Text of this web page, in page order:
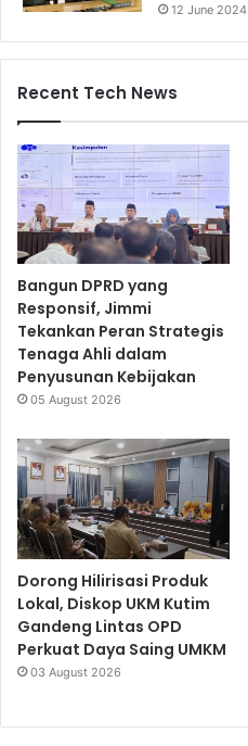
12 June 2024
Recent Tech News
Bangun DPRD yang
Responsif, Jimmi
Tekankan Peran Strategis
Tenaga Ahli dalam
Penyusunan Kebijakan
05 August 2026
Dorong Hilirisasi Produk
Lokal, Diskop UKM Kutim
Gandeng Lintas OPD
Perkuat Daya Saing UMKM
03 August 2026